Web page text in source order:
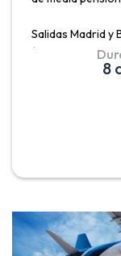
Salidas Madrid y
(consultar
majestuoso
y las Tumbas
ciudad. Recorre
conocerás a los
Desierto es el
8